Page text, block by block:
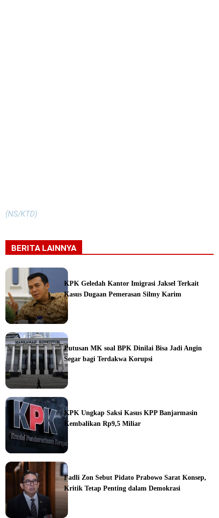
(NS/KTD)
BERITA LAINNYA
KPK Geledah Kantor Imigrasi Jaksel Terkait
Kasus Dugaan Pemerasan Silmy Karim
Putusan MK soal BPK Dinilai Bisa Jadi Angin
Segar bagi Terdakwa Korupsi
KPK Ungkap Saksi Kasus KPP Banjarmasin
Kembalikan Rp9,5 Miliar
Fadli Zon Sebut Pidato Prabowo Sarat Konsep,
Kritik Tetap Penting dalam Demokrasi